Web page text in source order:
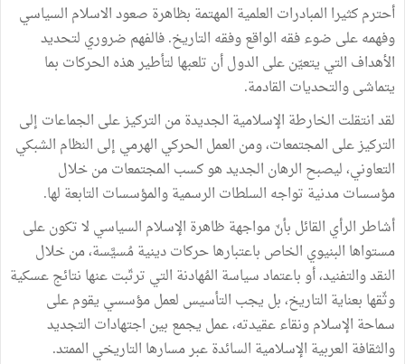
أحترم كثيرا المبادرات العلمية المهتمة بظاهرة صعود الاسلام السياسي
وفهمه على ضوء فقه الواقع وفقه التاريخ. فالفهم ضروري لتحديد
الأهداف التي يتعيّن على الدول أن تلعبها لتأطير هذه الحركات بما
يتماشى والتحديات القادمة.
لقد انتقلت الخارطة الإسلامية الجديدة من التركيز على الجماعات إلى
التركيز على المجتمعات، ومن العمل الحركي الهرمي إلى النظام الشبكي
التعاوني، ليصبح الرهان الجديد هو كسب المجتمعات من خلال
مؤسسات مدنية تواجه السلطات الرسمية والمؤسسات التابعة لها.
أشاطر الرأي القائل بأنّ مواجهة ظاهرة الإسلام السياسي لا تكون على
مستواها البنيوي الخاص باعتبارها حركات دينية مُسيَّسة، من خلال
النقد والتفنيد، أو باعتماد سياسة المُهادنة التي ترتّبت عنها نتائج عسكية
وثّقها بعناية التاريخ، بل يجب التأسيس لعمل مؤسسي يقوم على
سماحة الإسلام ونقاء عقيدته، عمل يجمع بين اجتهادات التجديد
والثقافة العربية الإسلامية السائدة عبر مسارها التاريخي الممتد.